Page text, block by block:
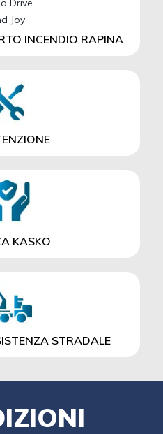
INCENDIO RAPINA
KASKO
STRADALE